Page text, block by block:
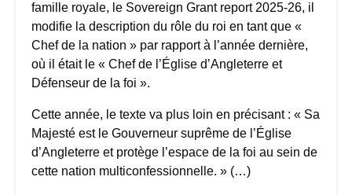
famille royale, le Sovereign Grant report 2025-26, il
modifie la description du rôle du roi en tant que «
Chef de la nation » par rapport à l’année dernière,
où il était le « Chef de l’Église d’Angleterre et
Défenseur de la foi ».
Cette année, le texte va plus loin en précisant : « Sa
Majesté est le Gouverneur suprême de l’Église
d’Angleterre et protège l’espace de la foi au sein de
cette nation multiconfessionnelle. » (…)